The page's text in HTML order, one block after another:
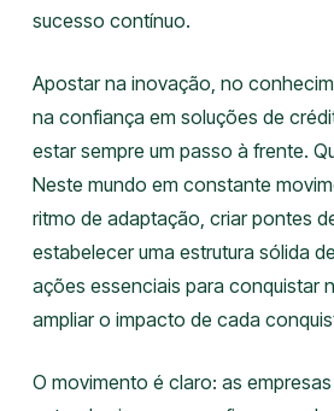
sucesso contínuo.
Apostar na inovação, no
na confiança em soluções de
estar sempre um passo à frente.
Neste mundo em constante
ritmo de adaptação, criar pontes
estabelecer uma estrutura sólida
ações essenciais para conquistar
ampliar o impacto de cada
O movimento é claro: as